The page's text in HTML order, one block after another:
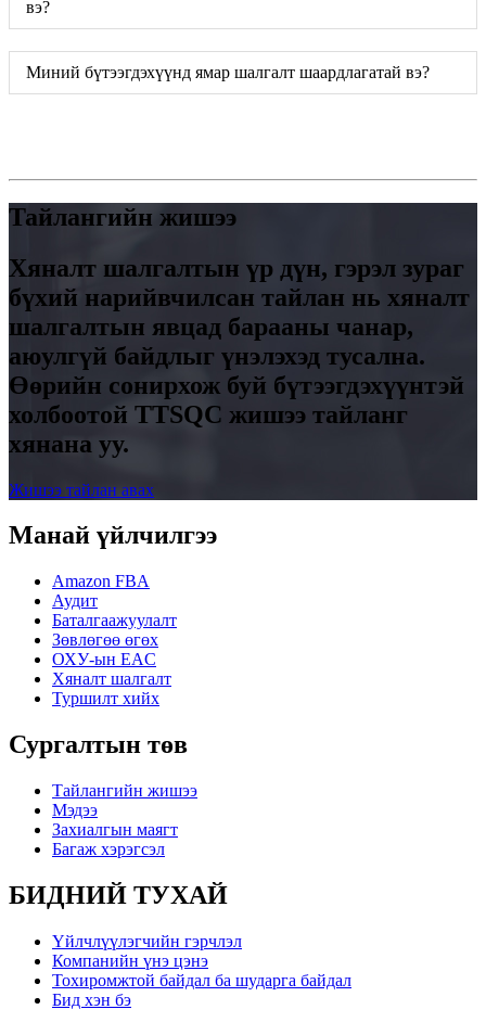
вэ?
Миний бүтээгдэхүүнд ямар шалгалт шаардлагатай вэ?
Тайлангийн жишээ
Хяналт шалгалтын үр дүн, гэрэл зураг
бүхий нарийвчилсан тайлан нь хяналт
шалгалтын явцад барааны чанар,
аюулгүй байдлыг үнэлэхэд тусална.
Өөрийн сонирхож буй бүтээгдэхүүнтэй
холбоотой TTSQC жишээ тайланг
хянана уу.
Жишээ тайлан авах
Манай үйлчилгээ
Amazon FBA
Аудит
Баталгаажуулалт
Зөвлөгөө өгөх
ОХУ-ын EAC
Хяналт шалгалт
Туршилт хийх
Сургалтын төв
Тайлангийн жишээ
Мэдээ
Захиалгын маягт
Багаж хэрэгсэл
БИДНИЙ ТУХАЙ
Үйлчлүүлэгчийн гэрчлэл
Компанийн үнэ цэнэ
Тохиромжтой байдал ба шударга байдал
Бид хэн бэ